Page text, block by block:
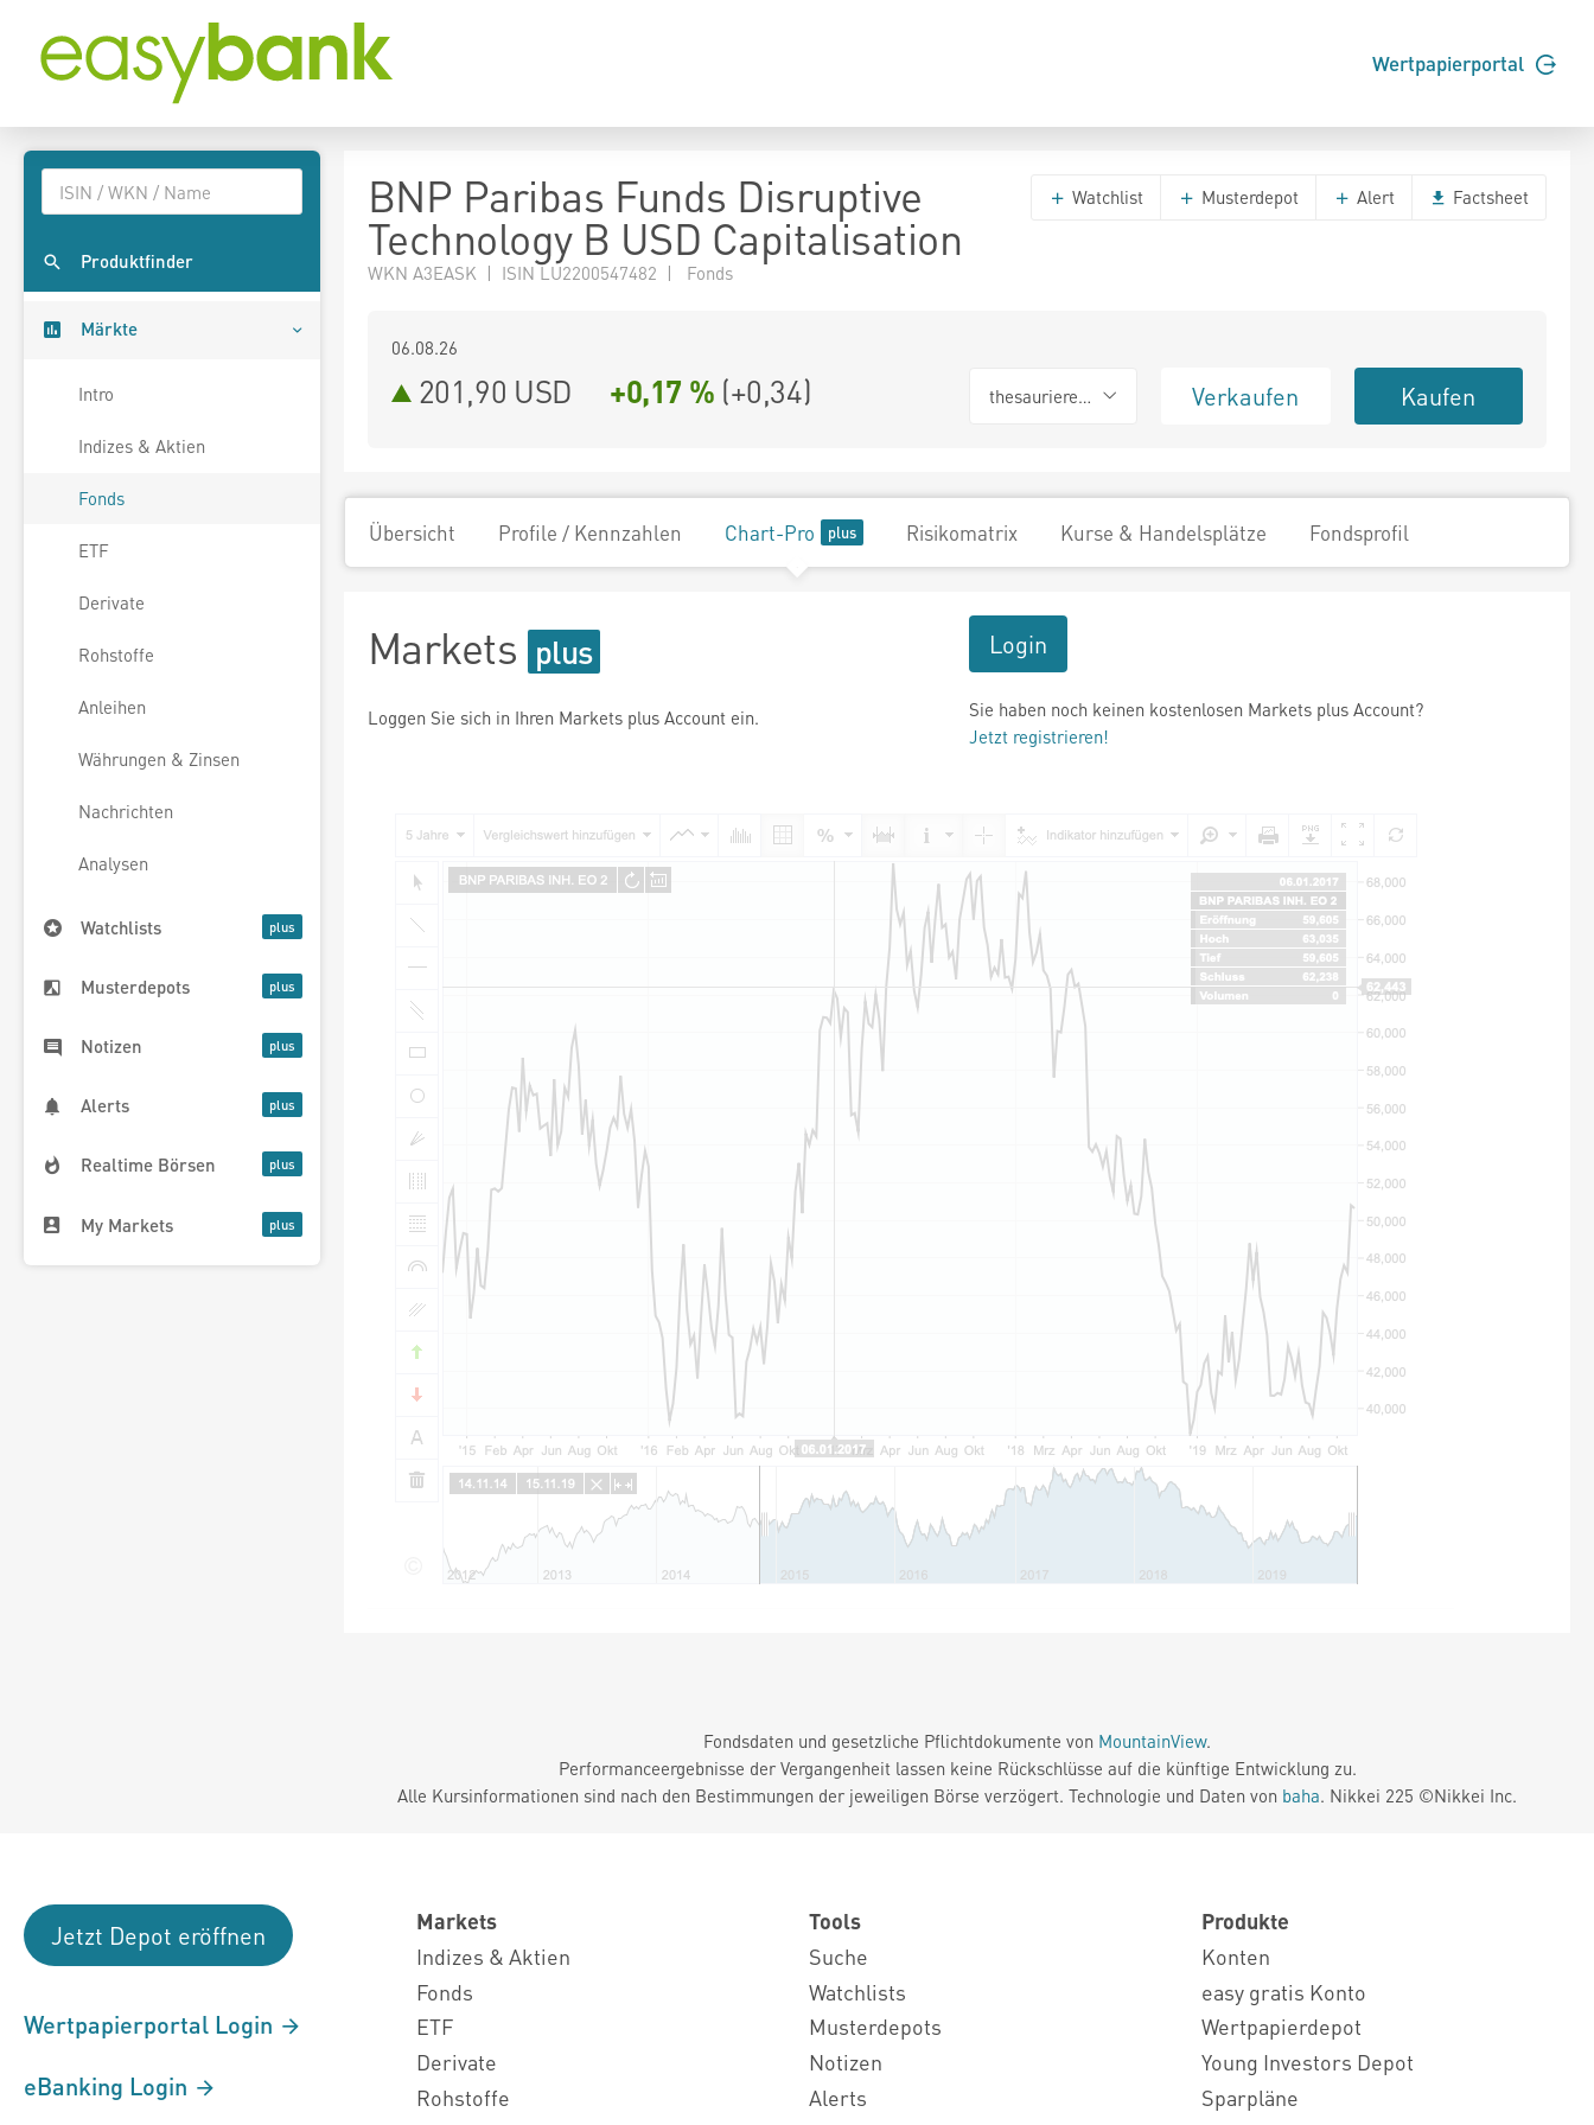
Wertpapierportal
Produktfinder
Märkte
Intro
Indizes & Aktien
Fonds
ETF
Derivate
Rohstoffe
Anleihen
Währungen & Zinsen
Nachrichten
Analysen
Watchlists
Musterdepots
Notizen
Alerts
Realtime Börsen
My Markets
BNP Paribas Funds Disruptive
Technology B USD Capitalisation
WKN A3EASK | ISIN LU2200547482 | Fonds
Watchlist Musterdepot Alert Factsheet
06.08.26
201,90 USD +0,17 % (+0,34) thesaurierend Verkaufen Kaufen
Übersicht Profile / Kennzahlen Chart-Pro Risikomatrix Kurse & Handelsplätze Fondsprofil
Markets
Loggen Sie sich in Ihren Markets plus Account ein.
Login
Sie haben noch keinen kostenlosen Markets plus Account?
Jetzt registrieren!
Fondsdaten und gesetzliche Pflichtdokumente von MountainView.
Performanceergebnisse der Vergangenheit lassen keine Rückschlüsse auf die künftige Entwicklung zu.
Alle Kursinformationen sind nach den Bestimmungen der jeweiligen Börse verzögert. Technologie und Daten von baha. Nikkei 225 ©Nikkei Inc.
Jetzt Depot eröffnen
Wertpapierportal Login
eBanking Login
Markets
Indizes & Aktien
Fonds
ETF
Derivate
Rohstoffe
Tools
Suche
Watchlists
Musterdepots
Notizen
Alerts
Produkte
Konten
easy gratis Konto
Wertpapierdepot
Young Investors Depot
Sparpläne